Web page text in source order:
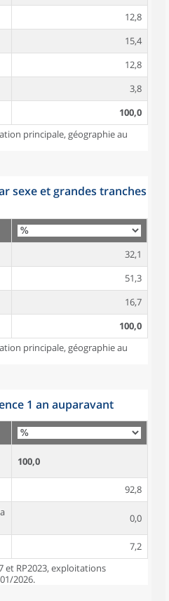
12,8
15,4
12,8
3,8
100,0
principale, géographie au
sexe et grandes tranches
32,1
51,3
16,7
100,0
principale, géographie au
1 an auparavant
100,0
92,8
0,0
7,2
et RP2023, exploitations
2026.